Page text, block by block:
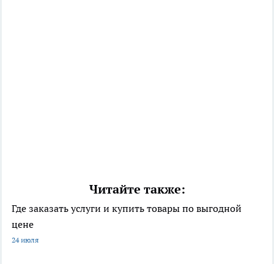
Читайте также:
Где заказать услуги и купить товары по выгодной
цене
24 июля